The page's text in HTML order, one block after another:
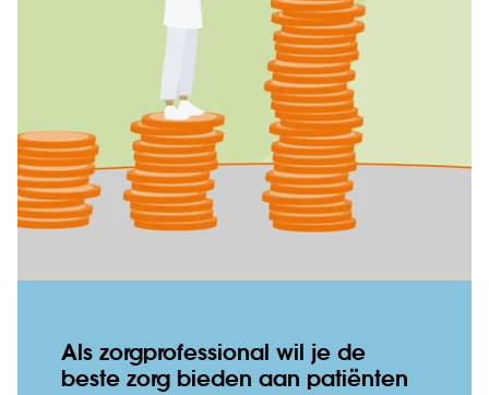
Als zorgprofessional wil je de
beste zorg bieden aan patiënten